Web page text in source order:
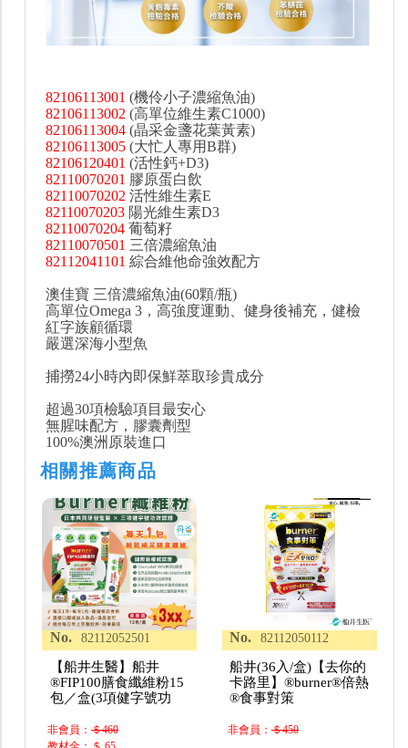
82106113001 (機伶小子濃縮魚油)
82106113002 (高單位維生素C1000)
82106113004 (晶采金盞花葉黃素)
82106113005 (大忙人專用B群)
82106120401 (活性鈣+D3)
82110070201 膠原蛋白飲
82110070202 活性維生素E
82110070203 陽光維生素D3
82110070204 葡萄籽
82110070501 三倍濃縮魚油
82112041101 綜合維他命強效配方
澳佳寶 三倍濃縮魚油(60顆/瓶)
高單位Omega 3，高強度運動、健身後補充，健檢
紅字族顧循環
嚴選深海小型魚
捕撈24小時內即保鮮萃取珍貴成分
超過30項檢驗項目最安心
無腥味配方，膠囊劑型
100%澳洲原裝進口
相關推薦商品
No. 82112052501
【船井生醫】船井
®FIP100膳食纖維粉15
包／盒(3項健字號功
非會員：＄460
No. 82112050112
船井(36入/盒)【去你的
卡路里】®burner®倍熱
®食事對策
非會員：＄450